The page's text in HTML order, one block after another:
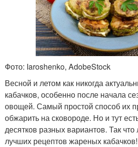
Фото: Iaroshenko, AdobeStock
Весной и летом как никогда
кабачков, особенно после начала
овощей. Самый простой способ их
обжарить на сковороде. Но и тут
десятков разных вариантов. Так
лучших рецептов жареных кабачков!